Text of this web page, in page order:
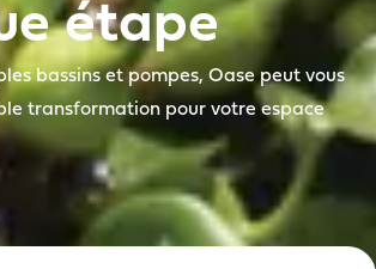
étape
bassins et pompes, Oase peut vous
transformation pour votre espace